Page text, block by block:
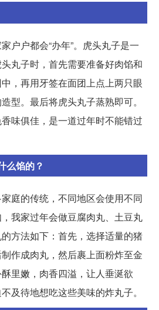
户户都会“办年”。虎头丸子是一
丸子时，首先需要准备好肉馅和
，再用牙签在面团上点上两只眼
型。最后将虎头丸子蒸熟即可。
味俱佳，是一道过年时不能错过
么馅的？
庭的传统，不同地区会使用不同
我家过年会做豆腐肉丸、土豆丸
方法如下：首先，选择适量的猪
作成肉丸，然后裹上面粉炸至金
里嫩，肉香四溢，让人垂涎欲
及待地想吃这些美味的炸丸子。